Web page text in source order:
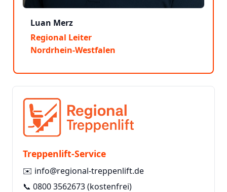
Luan Merz
Regional Leiter
Nordrhein-Westfalen
Treppenlift-Service
✉️ info@regional-treppenlift.de
📞 0800 3562673(kostenfrei)